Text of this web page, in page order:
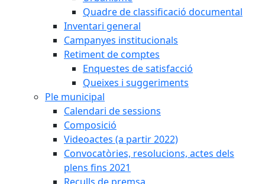
Quadre de classificació documental
Inventari general
Campanyes institucionals
Retiment de comptes
Enquestes de satisfacció
Queixes i suggeriments
Ple municipal
Calendari de sessions
Composició
Videoactes (a partir 2022)
Convocatòries, resolucions, actes dels
plens fins 2021